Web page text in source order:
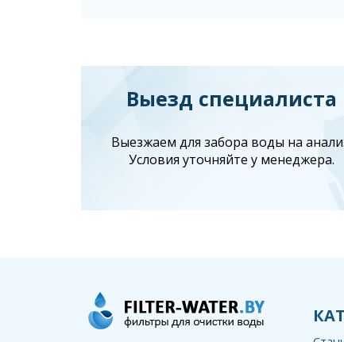
Выезд специалиста
Выезжаем для забора воды на
Условия уточняйте у менеджера.